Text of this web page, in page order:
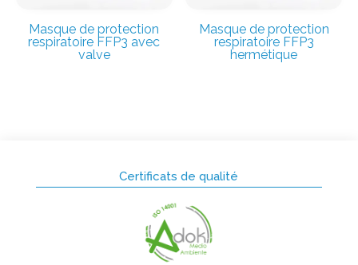
Masque de protection
respiratoire FFP3 avec
valve
Masque de protection
respiratoire FFP3
hermétique
Certificats de qualité